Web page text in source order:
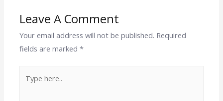
Leave A Comment
Your email address will not be published. Required
fields are marked*